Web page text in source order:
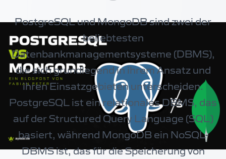
PostgreSQL und MongoDB sind zwei der
beliebtesten
Datenbankmanagementsysteme (DBMS),
die sich grundlegend in ihrem Ansatz und
ihren Einsatzgebieten unterscheiden.
PostgreSQL ist ein relationales DBMS, das
auf der Structured Query Language (SQL)
basiert, während MongoDB ein NoSQL-
DBMS ist, das für die Speicherung von